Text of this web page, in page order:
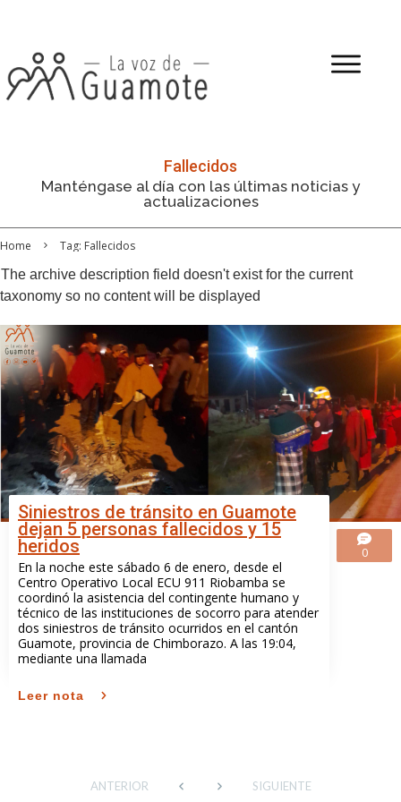
Fallecidos
Manténgase al día con las últimas noticias y
actualizaciones
Home
Tag: Fallecidos
The archive description field doesn't exist for the current
taxonomy so no content will be displayed
Siniestros de tránsito en Guamote
dejan 5 personas fallecidos y 15
heridos
En la noche este sábado 6 de enero, desde el
Centro Operativo Local ECU 911 Riobamba se
coordinó la asistencia del contingente humano y
técnico de las instituciones de socorro para atender
dos siniestros de tránsito ocurridos en el cantón
Guamote, provincia de Chimborazo. A las 19:04,
mediante una llamada
Leer nota
0
ANTERIOR SIGUIENTE